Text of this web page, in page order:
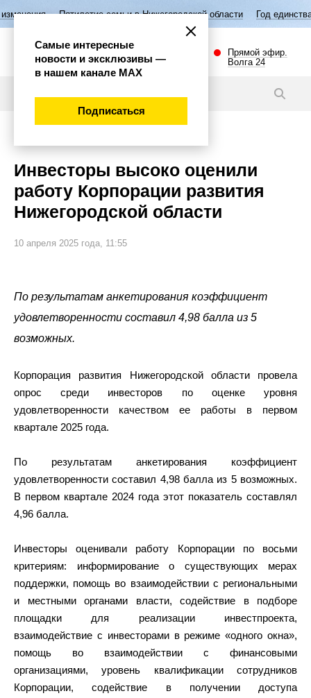
Пятилетие семьи в Нижегородской области Год единства народов
Прямой эфир.
Волга 24
Инвесторы высоко оценили
работу Корпорации развития
Нижегородской области
10 апреля 2025 года, 11:55
По результатам анкетирования коэффициент
удовлетворенности составил 4,98 балла из 5
возможных.
Корпорация развития Нижегородской области провела
опрос среди инвесторов по оценке уровня
удовлетворенности качеством ее работы в первом
квартале 2025 года.
По результатам анкетирования коэффициент
удовлетворенности составил 4,98 балла из 5 возможных.
В первом квартале 2024 года этот показатель составлял
4,96 балла.
Инвесторы оценивали работу Корпорации по восьми
критериям: информирование о существующих мерах
поддержки, помощь во взаимодействии с региональными
и местными органами власти, содействие в подборе
площадки для реализации инвестпроекта,
взаимодействие с инвесторами в режиме «одного окна»,
помощь во взаимодействии с финансовыми
организациями, уровень квалификации сотрудников
Корпорации, содействие в получении доступа
Самые интересные
новости и эксклюзивы —
в нашем канале МАХ
Подписаться